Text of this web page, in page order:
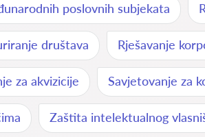
poslovnih subjekata
društava Rješavanje
za akvizicije Savjetovanje za
Zaštita intelektualnog